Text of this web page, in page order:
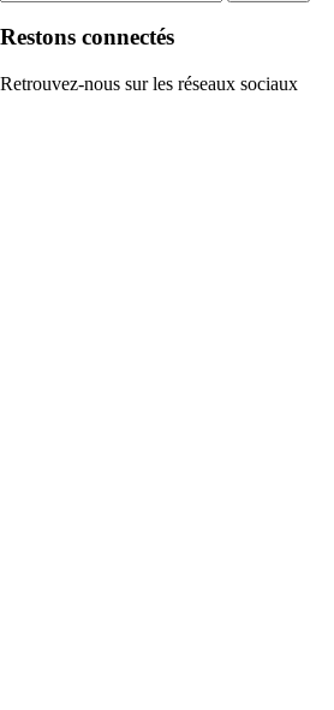
Restons connectés
Retrouvez-nous sur les réseaux sociaux